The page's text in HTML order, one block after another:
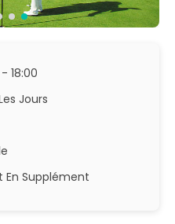
18:00
Jours
En Supplément